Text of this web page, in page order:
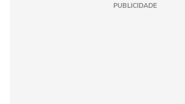
PUBLICIDADE